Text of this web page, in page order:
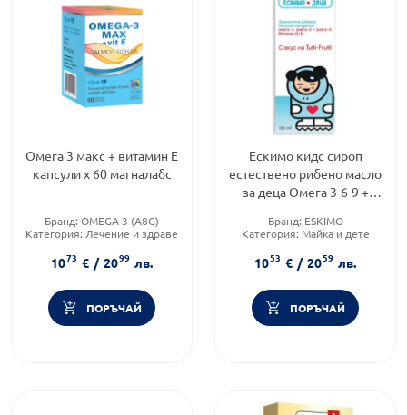
Омега 3 макс + витамин Е
капсули х 60 магналабс
Бранд: OMEGA 3 (A8G)
Категория: Лечение и здраве
1073 € / 2099 лв.
ПОРЪЧАЙ
Ескимо кидс сироп
естествено рибено масло
за деца Омега 3-6-9 +
Бранд: ESKIMO
Категория: Майка и дете
1053 € / 2059 лв.
ПОРЪЧАЙ